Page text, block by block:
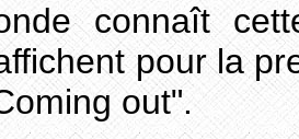
connaît
pour la
out".